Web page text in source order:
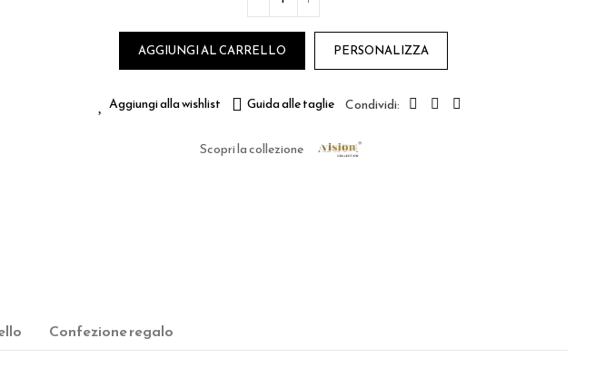
AGGIUNGI AL CARRELLO PERSONALIZZA
Aggiungi alla wishlist Guida alle taglie
Scopri la collezione
Confezione regalo